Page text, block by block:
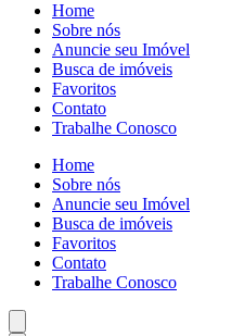
Home
Sobre nós
Anuncie seu Imóvel
Busca de imóveis
Favoritos
Contato
Trabalhe Conosco
Home
Sobre nós
Anuncie seu Imóvel
Busca de imóveis
Favoritos
Contato
Trabalhe Conosco